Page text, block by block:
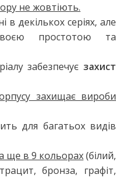
не жовтіють.
в декількох серіях, але
простотою та
забезпечує захист
захищає вироби
для багатьох видів
ще в 9 кольорах(білий,
бронза, графіт,